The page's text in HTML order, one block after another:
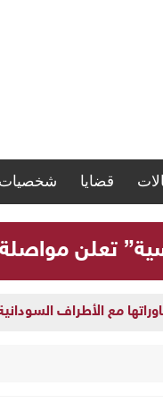
قضايا شخصيات
تعلن
لإدارة سجلات موظفي